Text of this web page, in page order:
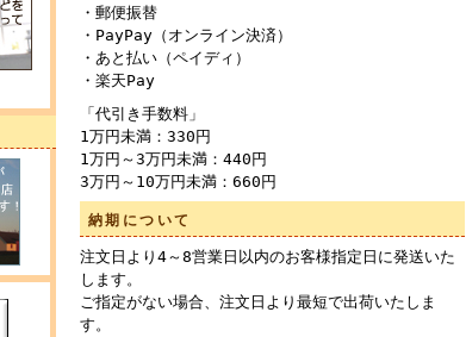
・郵便振替
・PayPay（オンライン決済）
・あと払い（ペイディ）
・楽天Pay
「代引き手数料」
1万円未満：330円
1万円～3万円未満：440円
3万円～10万円未満：660円
納期について
注文日より4～8営業日以内のお客様指定日に発送いた
します。
ご指定がない場合、注文日より最短で出荷いたしま
す。